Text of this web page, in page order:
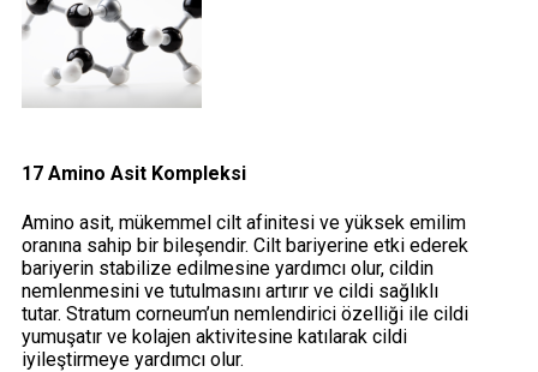
17 Amino Asit Kompleksi
Amino asit, mükemmel cilt afinitesi ve yüksek emilim
oranına sahip bir bileşendir. Cilt bariyerine etki ederek
bariyerin stabilize edilmesine yardımcı olur, cildin
nemlenmesini ve tutulmasını artırır ve cildi sağlıklı
tutar. Stratum corneum’un nemlendirici özelliği ile cildi
yumuşatır ve kolajen aktivitesine katılarak cildi
iyileştirmeye yardımcı olur.